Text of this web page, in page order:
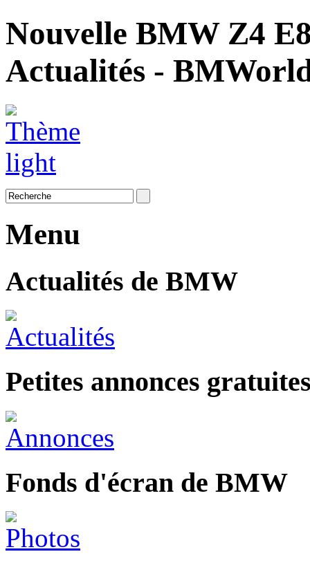
Nouvelle BMW Z4
Actualités -
Menu
Actualités de BMW
Petites annonces
Fonds d'écran de BMW